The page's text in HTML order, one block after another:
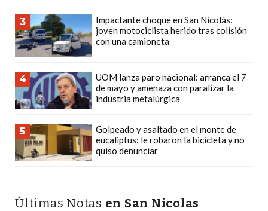
ONLINE
GRATIS
EN
ARGENTINA:
CHANGUITO.COM.AR
VS
PLATAFORMAS
DE
WHATSAPP
3
Impactante choque en San Nicolás:
joven motociclista herido tras colisión
con una camioneta
4
UOM lanza paro nacional: arranca el 7
de mayo y amenaza con paralizar la
industria metalúrgica
5
Golpeado y asaltado en el monte de
eucaliptus: le robaron la bicicleta y no
quiso denunciar
Últimas Notas en San Nicolas